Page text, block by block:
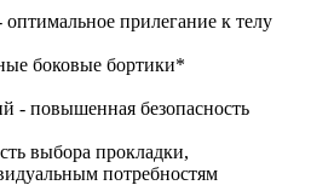
прилегание к телу
боковые бортики*
- повышенная безопасность
выбора прокладки,
потребностям